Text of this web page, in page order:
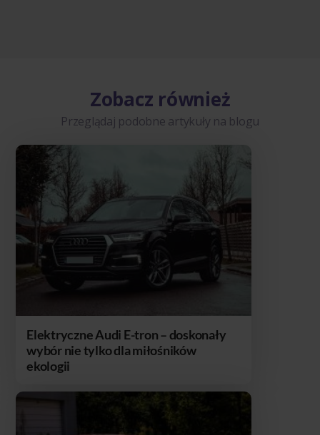
Zobacz również
Przeglądaj podobne artykuły na blogu
Elektryczne Audi E-tron – doskonały
wybór nie tylko dla miłośników
ekologii